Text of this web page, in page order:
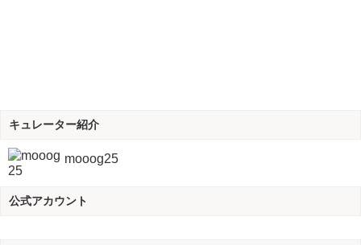
キュレーター紹介
mooog25
公式アカウント